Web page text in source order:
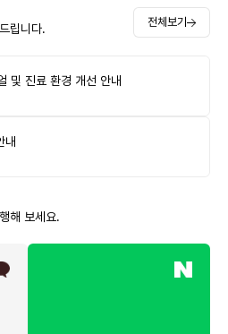
립니다. 전체보기
및 진료 환경 개선 안내
내
해 보세요.